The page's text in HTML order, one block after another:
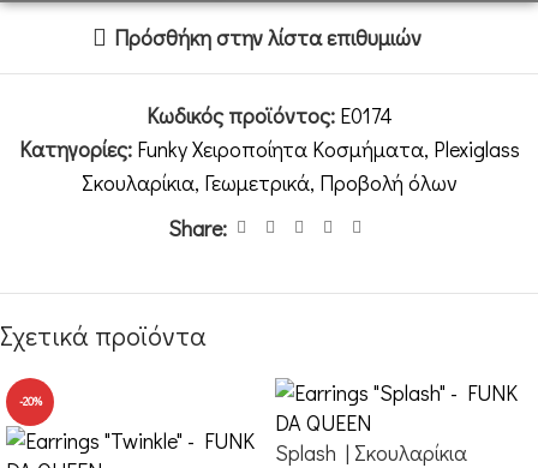
Πρόσθήκη στην λίστα επιθυμιών
Κωδικός προϊόντος: E0174
Κατηγορίες: Funky Χειροποίητα Κοσμήματα, Plexiglass
Σκουλαρίκια, Γεωμετρικά, Προβολή όλων
Share:
Σχετικά προϊόντα
-20%
Splash | Σκουλαρίκια